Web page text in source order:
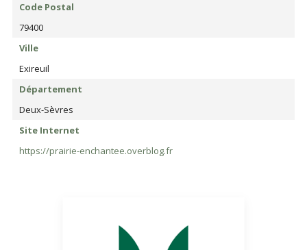
Code Postal
79400
Ville
Exireuil
Département
Deux-Sèvres
Site Internet
https://prairie-enchantee.overblog.fr